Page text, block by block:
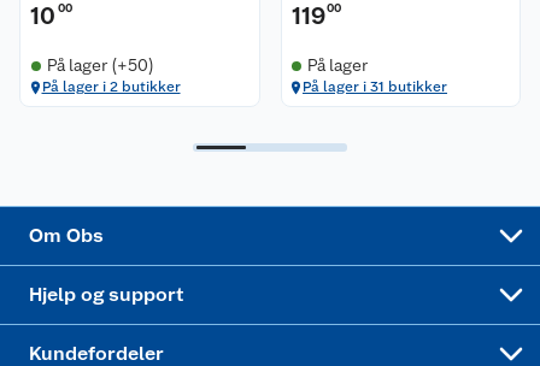
10 00
På lager (+50)
På lager i 2 butikker
11900
På lager
På lager i 31 butikker
Om Obs
Hjelp og support
Kjøpsvilkår
Kundefordeler
Klikk og hent
Festdrakter til hele familien
Hagemøbler og utemøbler